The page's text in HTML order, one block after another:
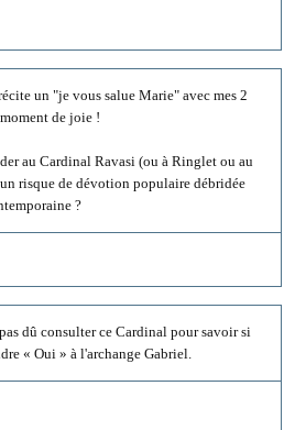
un "je vous salue Marie" avec mes 2
de joie !
au Cardinal Ravasi (ou à Ringlet ou au
risque de dévotion populaire débridée
?
dû consulter ce Cardinal pour savoir si
« Oui » à l'archange Gabriel.